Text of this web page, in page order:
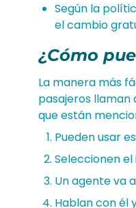
Según la
el cambio
¿Cómo
La manera más
pasajeros llaman
que están
Pueden usar
Seleccionen el
Un agente va
Hablan con él